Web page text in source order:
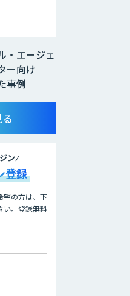
・エージェ
ー向け
事例
ン
登録
望の方は、下
い。登録無料